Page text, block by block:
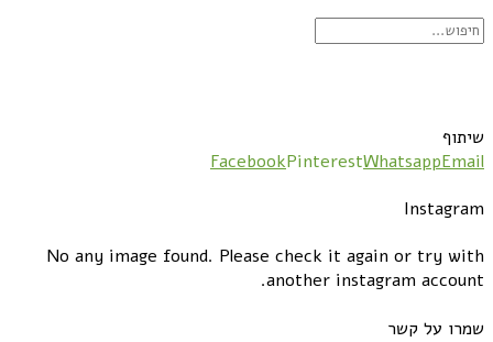
שיתוף
FacebookPinterestWhatsappEmail
Instagram
No any image found. Please check it again or try with
another instagram account.
שמרו על קשר